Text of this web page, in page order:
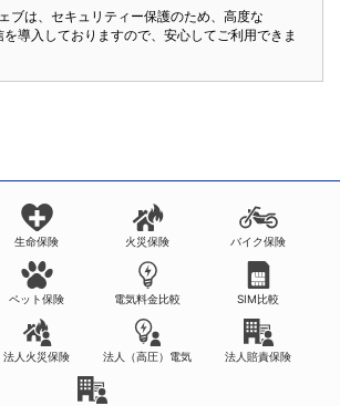
ブは、セキュリティー保護のため、高度な
導入しておりますので、安心してご利用できま
生命保険 火災保険 バイク保険
ペット保険 電気料金比較 SIM比較
法人火災保険 法人（高圧）電気 法人賠責保険